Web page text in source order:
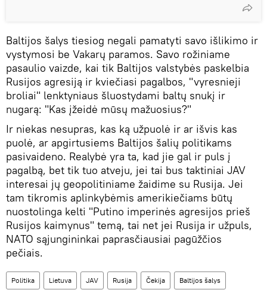
Baltijos šalys tiesiog negali pamatyti savo išlikimo ir
vystymosi be Vakarų paramos. Savo rožiniame
pasaulio vaizde, kai tik Baltijos valstybės paskelbia
Rusijos agresiją ir kviečiasi pagalbos, "vyresnieji
broliai" lenktyniaus šluostydami baltų snukį ir
nugarą: "Kas įžeidė mūsų mažuosius?"
Ir niekas nesupras, kas ką užpuolė ir ar išvis kas
puolė, ar apgirtusiems Baltijos šalių politikams
pasivaideno. Realybė yra ta, kad jie gal ir puls į
pagalbą, bet tik tuo atveju, jei tai bus taktiniai JAV
interesai jų geopolitiniame žaidime su Rusija. Jei
tam tikromis aplinkybėmis amerikiečiams būtų
nuostolinga kelti "Putino imperinės agresijos prieš
Rusijos kaimynus" temą, tai net jei Rusija ir užpuls,
NATO sąjungininkai paprasčiausiai pagūžčios
pečiais.
Politika Lietuva JAV Rusija Čekija Baltijos šalys